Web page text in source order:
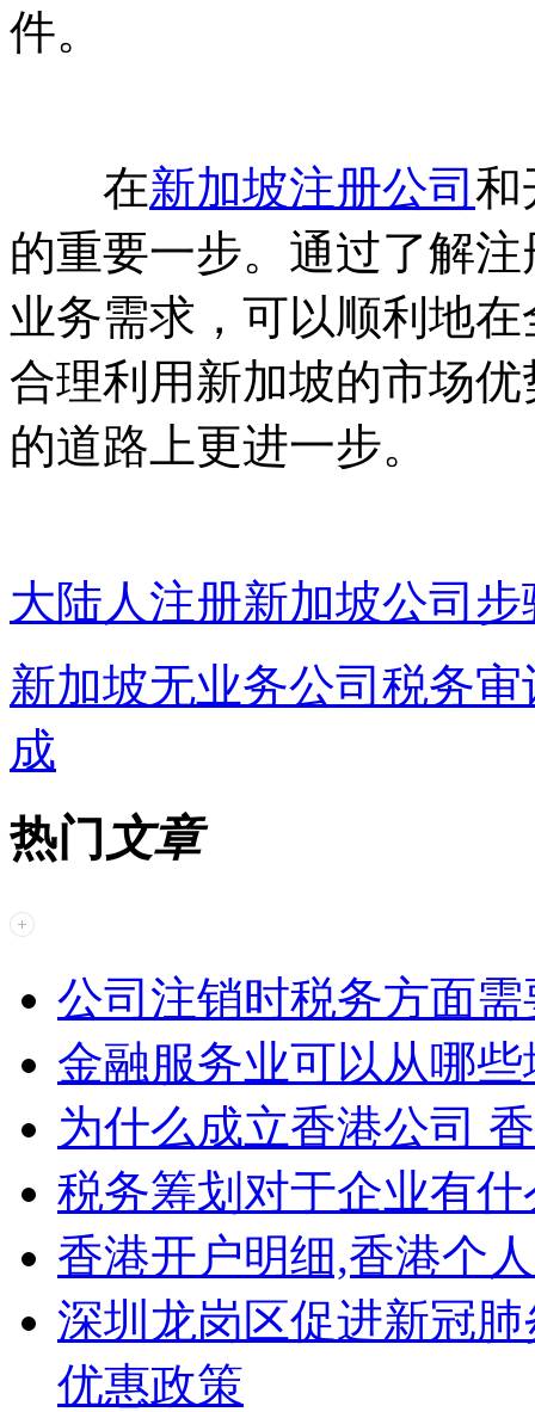
件。
在新加坡注册公司 和
的重要一步。通过了解
业务需求，可以顺利地
合理利用新加坡的市场
的道路上更进一步。
大陆人注册新加坡公司
新加坡无业务公司税务
成
热门 文章
公司注销时税务方面
金融服务业可以从哪
为什么成立香港公司
税务筹划对于企业有
香港开户明细,香港个
深圳龙岗区促进新冠
优惠政策